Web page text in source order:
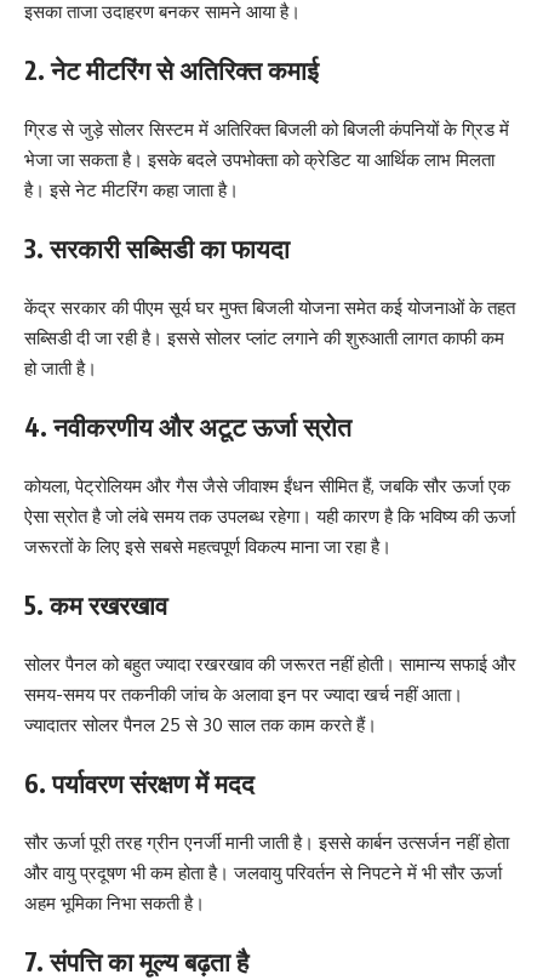
इसका ताजा उदाहरण बनकर सामने आया है।
2. नेट मीटरिंग से अतिरिक्त कमाई
ग्रिड से जुड़े सोलर सिस्टम में अतिरिक्त बिजली को बिजली कंपनियों के ग्रिड में
भेजा जा सकता है। इसके बदले उपभोक्ता को क्रेडिट या आर्थिक लाभ मिलता
है। इसे नेट मीटरिंग कहा जाता है।
3. सरकारी सब्सिडी का फायदा
केंद्र सरकार की पीएम सूर्य घर मुफ्त बिजली योजना समेत कई योजनाओं के तहत
सब्सिडी दी जा रही है। इससे सोलर प्लांट लगाने की शुरुआती लागत काफी कम
हो जाती है।
4. नवीकरणीय और अटूट ऊर्जा स्रोत
कोयला, पेट्रोलियम और गैस जैसे जीवाश्म ईंधन सीमित हैं, जबकि सौर ऊर्जा एक
ऐसा स्रोत है जो लंबे समय तक उपलब्ध रहेगा। यही कारण है कि भविष्य की ऊर्जा
जरूरतों के लिए इसे सबसे महत्वपूर्ण विकल्प माना जा रहा है।
5. कम रखरखाव
सोलर पैनल को बहुत ज्यादा रखरखाव की जरूरत नहीं होती। सामान्य सफाई और
समय-समय पर तकनीकी जांच के अलावा इन पर ज्यादा खर्च नहीं आता।
ज्यादातर सोलर पैनल 25 से 30 साल तक काम करते हैं।
6. पर्यावरण संरक्षण में मदद
सौर ऊर्जा पूरी तरह ग्रीन एनर्जी मानी जाती है। इससे कार्बन उत्सर्जन नहीं होता
और वायु प्रदूषण भी कम होता है। जलवायु परिवर्तन से निपटने में भी सौर ऊर्जा
अहम भूमिका निभा सकती है।
7. संपत्ति का मूल्य बढ़ता है